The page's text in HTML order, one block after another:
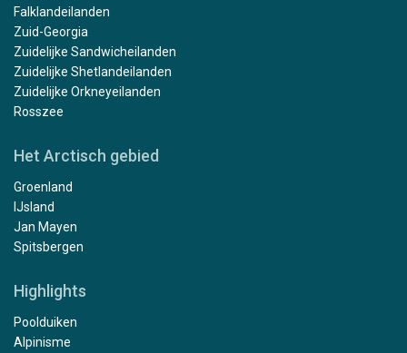
Falklandeilanden
Zuid-Georgia
Zuidelijke Sandwicheilanden
Zuidelijke Shetlandeilanden
Zuidelijke Orkneyeilanden
Rosszee
Het Arctisch gebied
Groenland
IJsland
Jan Mayen
Spitsbergen
Highlights
Poolduiken
Alpinisme